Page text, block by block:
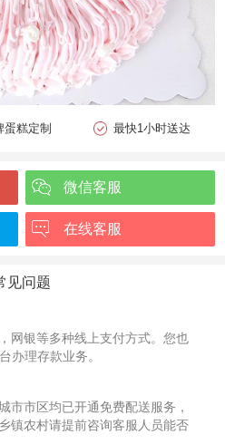
蛋糕定制 最快1小时送达
微信客服
在线客服
见问题
网银等多种线上支付方式。您也
办理存款业务。
市市区均已开通免费配送服务，
镇农村请提前咨询客服人员能否